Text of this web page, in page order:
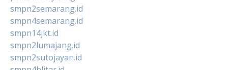
smpn2semarang.id
smpn4semarang.id
smpn14jkt.id
smpn2lumajang.id
smpn2sutojayan.id